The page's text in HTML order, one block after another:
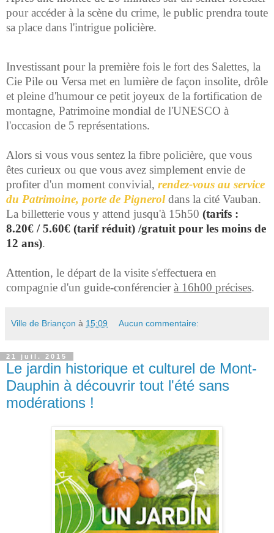
pour accéder à la scène du crime, le public prendra toute
sa place dans l'intrigue policière.
Investissant pour la première fois le fort des Salettes, la
Cie Pile ou Versa met en lumière de façon insolite, drôle
et pleine d'humour ce petit joyeux de la fortification de
montagne, Patrimoine mondial de l'UNESCO à
l'occasion de 5 représentations.
Alors si vous vous sentez la fibre policière, que vous
êtes curieux ou que vous avez simplement envie de
profiter d'un moment convivial, rendez-vous au service
du Patrimoine, porte de Pignerol dans la cité Vauban.
La billetterie vous y attend jusqu'à 15h50 (tarifs :
8.20€ / 5.60€ (tarif réduit) /gratuit pour les moins de
12 ans).
Attention, le départ de la visite s'effectuera en
compagnie d'un guide-conférencierà 16h00 précises.
Ville de Briançon à 15:09 Aucun commentaire:
21 juil. 2015
Le jardin historique et culturel de Mont-
Dauphin à découvrir tout l'été sans
modérations !